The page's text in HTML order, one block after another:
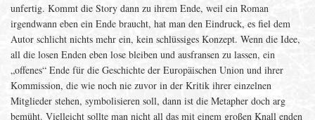
unfertig. Kommt die Story dann zu ihrem Ende, weil ein Roman
irgendwann eben ein Ende braucht, hat man den Eindruck, es fiel dem
Autor schlicht nichts mehr ein, kein schlüssiges Konzept. Wenn die Idee,
all die losen Enden eben lose bleiben und ausfransen zu lassen, ein
„offenes“ Ende für die Geschichte der Europäischen Union und ihrer
Kommission, die wie noch nie zuvor in der Kritik ihrer einzelnen
Mitglieder stehen, symbolisieren soll, dann ist die Metapher doch arg
bemüht. Vielleicht sollte man nicht all das mit einem großen Knall enden